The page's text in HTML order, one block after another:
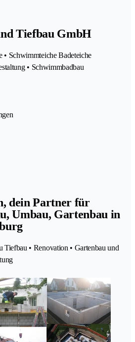
Tiefbau GmbH
• Schwimmteiche Badeteiche
• Schwimmbadbau
dein Partner für
Umbau, Gartenbau in
Tiefbau • Renovation • Gartenbau und